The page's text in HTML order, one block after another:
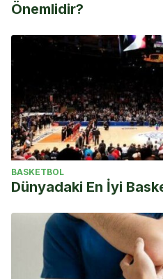
Önemlidir?
BASKETBOL
Dünyadaki En İyi